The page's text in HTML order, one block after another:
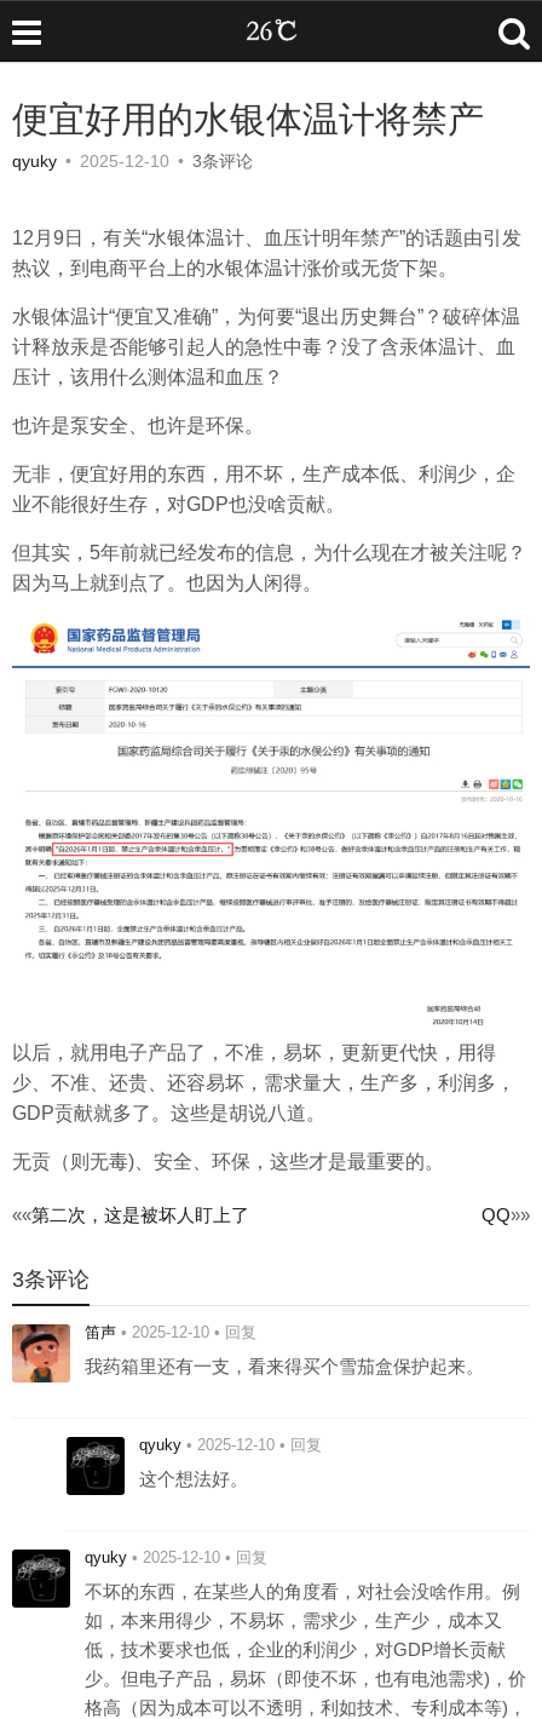
便宜好用的水银体温计将禁产
qyuky • 2025-12-10 • 3条评论
12月9日，有关“水银体温计、血压计明年禁产”的话题由引发
热议，到电商平台上的水银体温计涨价或无货下架。
水银体温计“便宜又准确”，为何要“退出历史舞台”？破碎体温
计释放汞是否能够引起人的急性中毒？没了含汞体温计、血
压计，该用什么测体温和血压？
也许是泵安全、也许是环保。
无非，便宜好用的东西，用不坏，生产成本低、利润少，企
业不能很好生存，对GDP也没啥贡献。
但其实，5年前就已经发布的信息，为什么现在才被关注呢？
因为马上就到点了。也因为人闲得。
以后，就用电子产品了，不准，易坏，更新更代快，用得
少、不准、还贵、还容易坏，需求量大，生产多，利润多，
GDP贡献就多了。这些是胡说八道。
无贡（则无毒)、安全、环保，这些才是最重要的。
文
章
导
航
««第二次，这是被坏人盯上了 QQ»»
3条评论
笛声 • 2025-12-10 • 回复
我药箱里还有一支，看来得买个雪茄盒保护起来。
qyuky • 2025-12-10 • 回复
这个想法好。
qyuky • 2025-12-10 • 回复
不坏的东西，在某些人的角度看，对社会没啥作用。例
如，本来用得少，不易坏，需求少，生产少，成本又
低，技术要求也低，企业的利润少，对GDP增长贡献
少。但电子产品，易坏（即使不坏，也有电池需求)，价
格高（因为成本可以不透明，利如技术、专利成本等)，